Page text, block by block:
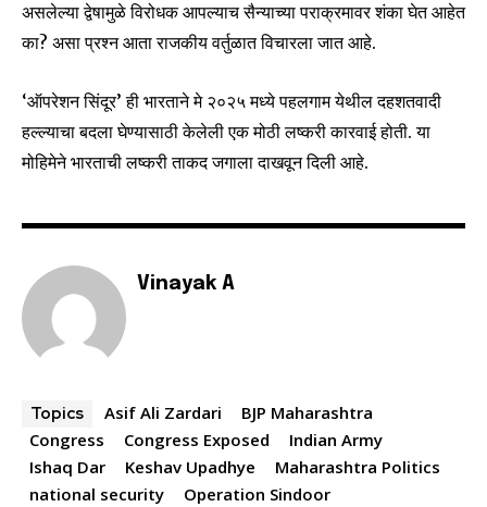
असलेल्या द्वेषामुळे विरोधक आपल्याच सैन्याच्या पराक्रमावर शंका घेत आहेत
का? असा प्रश्न आता राजकीय वर्तुळात विचारला जात आहे.
‘ऑपरेशन सिंदूर’ ही भारताने मे २०२५ मध्ये पहलगाम येथील दहशतवादी
हल्ल्याचा बदला घेण्यासाठी केलेली एक मोठी लष्करी कारवाई होती. या
मोहिमेने भारताची लष्करी ताकद जगाला दाखवून दिली आहे.
Vinayak A
Topics Asif Ali Zardari
BJP Maharashtra
Congress
Congress Exposed
Indian Army
Ishaq Dar
Keshav Upadhye
Maharashtra Politics
national security
Operation Sindoor